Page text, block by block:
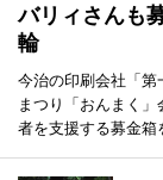
バリィさんも
輪
今治の印刷会社「
まつり「おんまく
者を支援する募金箱